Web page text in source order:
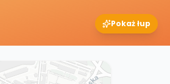
Pokaż łup